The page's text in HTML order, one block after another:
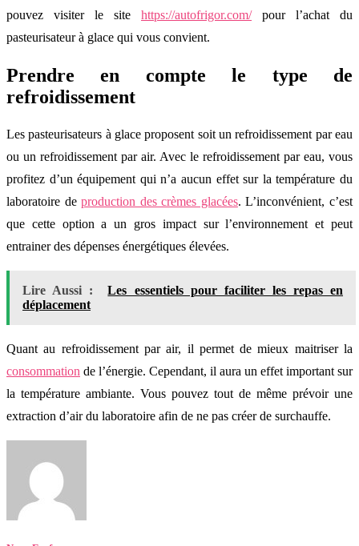
pouvez visiter le site https://autofrigor.com/pour l’achat du
pasteurisateur à glace qui vous convient.
Prendre en compte le type de
refroidissement
Les pasteurisateurs à glace proposent soit un refroidissement par eau
ou un refroidissement par air. Avec le refroidissement par eau, vous
profitez d’un équipement qui n’a aucun effet sur la température du
laboratoire deproduction des crèmes glacées. L’inconvénient, c’est
que cette option a un gros impact sur l’environnement et peut
entrainer des dépenses énergétiques élevées.
Lire Aussi :
Les essentiels pour faciliter les repas en
déplacement
Quant au refroidissement par air, il permet de mieux maitriser la
consommation de l’énergie. Cependant, il aura un effet important sur
la température ambiante. Vous pouvez tout de même prévoir une
extraction d’air du laboratoire afin de ne pas créer de surchauffe.